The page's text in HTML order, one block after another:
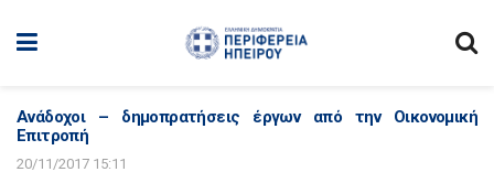
Ανάδοχοι – δημοπρατήσεις έργων από την Οικονομική
Επιτροπή
20/11/2017 15:11